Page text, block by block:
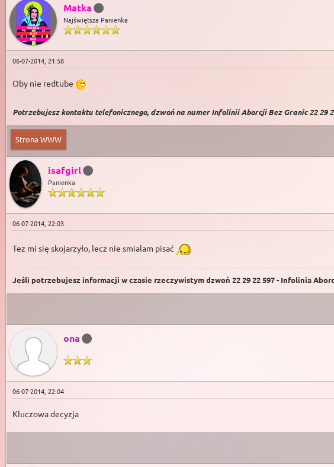
Matka
Najświętsza Panienka
06-07-2014, 21:58
Oby nie redtube
Potrzebujesz kontaktu telefonicznego, dzwoń na numer Infolinii Aborcji Bez Granic 22 29
Strona WWW
isafgirl
Panienka
06-07-2014, 22:03
Tez mi się skojarzyło, lecz nie smialam pisać
Jeśli potrzebujesz informacji w czasie rzeczywistym dzwoń 22 29 22 597 - Infolinia
ona
06-07-2014, 22:04
Kluczowa decyzja